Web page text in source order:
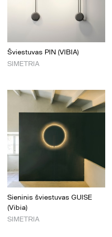
Šviestuvas PIN (VIBIA)
SIMETRIA
Sieninis šviestuvas GUISE
(Vibia)
SIMETRIA